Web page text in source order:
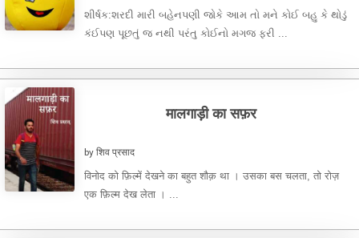
શીર્ષક:શરદી મારી બહેનપણી જોકે આમ તો મને કોઈ બહુ કે થોડું
કંઈપણ પૂછતું જ નથી પરંતુ કોઈનો મગજ ફરી ...
मालगाड़ी का सफ़र
by शिव प्रसाद
विनोद को फ़िल्में देखने का बहुत शौक़ था । उसका बस चलता, तो रोज़
एक फ़िल्म देख लेता । ...